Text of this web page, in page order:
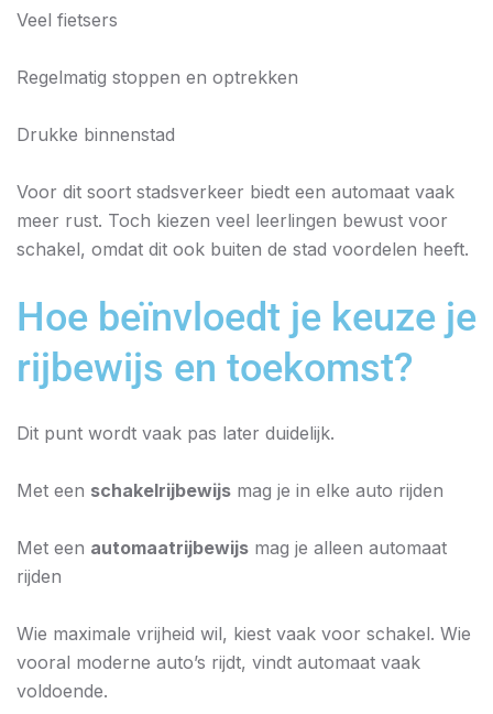
Veel fietsers
Regelmatig stoppen en optrekken
Drukke binnenstad
Voor dit soort stadsverkeer biedt een automaat vaak
meer rust. Toch kiezen veel leerlingen bewust voor
schakel, omdat dit ook buiten de stad voordelen heeft.
Hoe beïnvloedt je keuze je
rijbewijs en toekomst?
Dit punt wordt vaak pas later duidelijk.
Met een schakelrijbewijs mag je in elke auto rijden
Met een automaatrijbewijs mag je alleen automaat
rijden
Wie maximale vrijheid wil, kiest vaak voor schakel. Wie
vooral moderne auto’s rijdt, vindt automaat vaak
voldoende.